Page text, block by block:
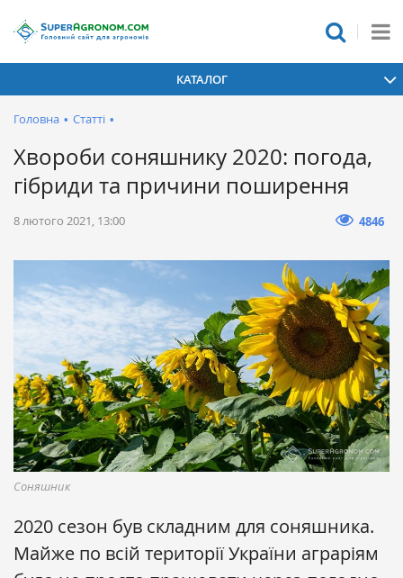
КАТАЛОГ
Головна • Статті •
Хвороби соняшнику 2020: погода,
гібриди та причини поширення
8 лютого 2021, 13:00 4846
Соняшник
2020 сезон був складним для соняшника.
Майже по всій території України аграріям